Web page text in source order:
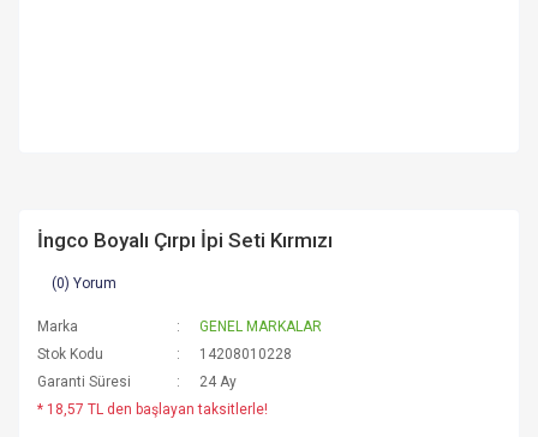
İngco Boyalı Çırpı İpi Seti Kırmızı
(0) Yorum
Marka
GENEL MARKALAR
Stok Kodu
14208010228
Garanti Süresi
24 Ay
* 18,57 TL den başlayan taksitlerle!